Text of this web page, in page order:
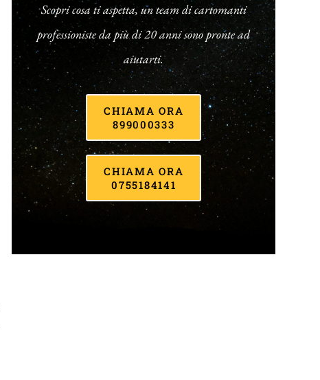
Scopri cosa ti aspetta, un team di cartomanti
professioniste da più di 20 anni sono pronte ad
aiutarti.
CHIAMA ORA
899000333
CHIAMA ORA
0755184141